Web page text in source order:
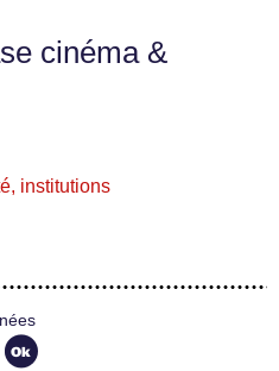
cinéma &
institutions